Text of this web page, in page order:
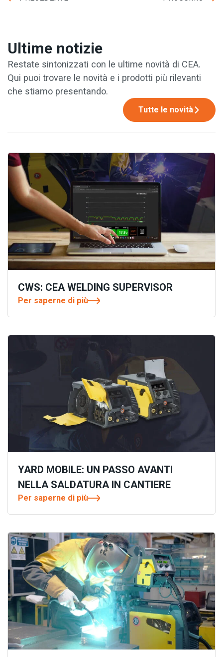
Ultime notizie
Restate sintonizzati con le ultime novità di CEA.
Qui puoi trovare le novità e i prodotti più rilevanti
che stiamo presentando.
Tutte le novità
CWS: CEA WELDING SUPERVISOR
Per saperne di più
YARD MOBILE: UN PASSO AVANTI
NELLA SALDATURA IN CANTIERE
Per saperne di più